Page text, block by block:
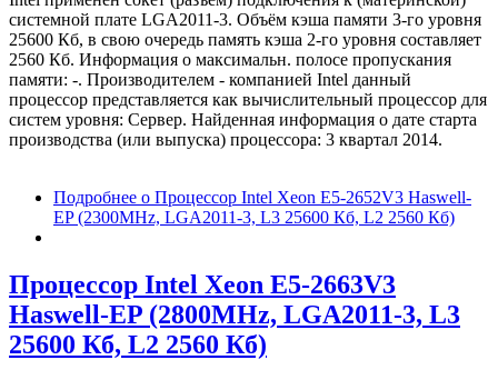
системной плате LGA2011-3. Объём кэша памяти 3-го уровня
25600 Кб, в свою очередь память кэша 2-го уровня составляет
2560 Кб. Информация о максимальн. полосе пропускания
памяти: -. Производителем - компанией Intel данный
процессор представляется как вычислительный процессор для
систем уровня: Сервер. Найденная информация о дате старта
производства (или выпуска) процессора: 3 квартал 2014.
Подробнее о Процессор Intel Xeon E5-2652V3 Haswell-
EP (2300MHz, LGA2011-3, L3 25600 Кб, L2 2560 Кб)
Процессор Intel Xeon E5-2663V3
Haswell-EP (2800MHz, LGA2011-3, L3
25600 Кб, L2 2560 Кб)